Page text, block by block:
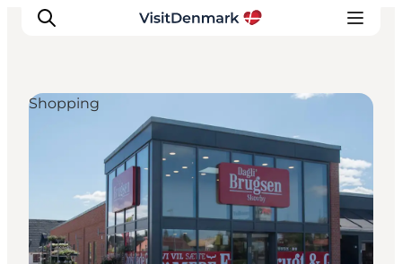
Inspiratie
Bestemmingen
Wat te doen
Accommodaties
Plan je reis
Shopping